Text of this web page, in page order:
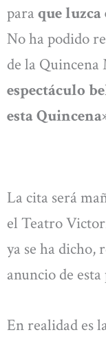
para que luzca
No ha podido
de la
espectáculo
esta
La cita será
el Teatro
ya se ha dicho,
anuncio de
En realidad es